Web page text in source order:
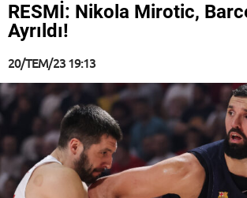
RESMİ: Nikola Mirotic,
Ayrıldı!
20/TEM/23 19:13